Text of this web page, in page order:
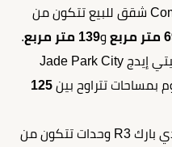
Compound Jade Park New Capital شقق للبيع تتكون من
مربع و139 متر مربع
.
يوفر جادي بارك سيتي إيدج Jade Park City
125
يضم كمبوند جادي بارك R3 وحدات تتكون من